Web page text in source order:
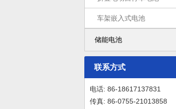
车架嵌入式电池
储能电池
联系方式
电话: 86-18617137831
传真: 86-0755-21013858